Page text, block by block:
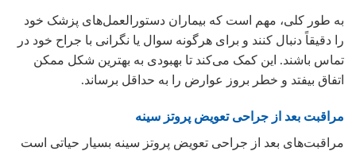
به طور کلی، مهم است که بیماران دستورالعمل‌های پزشک خود
را دقیقاً دنبال کنند و برای هرگونه سوال یا نگرانی با جراح خود در
تماس باشند. این کمک می‌کند تا بهبودی به بهترین شکل ممکن
اتفاق بیفتد و خطر بروز عوارض را به حداقل برساند.
مراقبت بعد از جراحی تعویض پروتز سینه
مراقبت‌های بعد از جراحی تعویض پروتز سینه بسیار حیاتی است